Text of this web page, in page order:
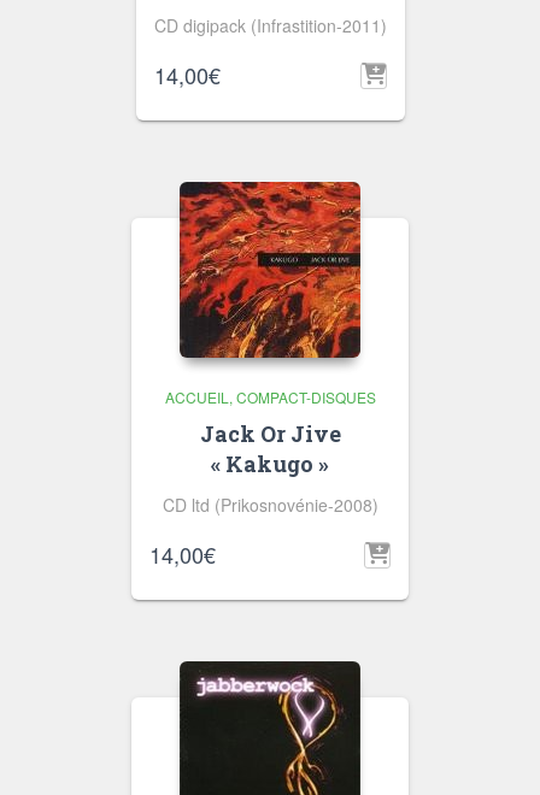
CD digipack (Infrastition-2011)
14,00€
ACCUEIL COMPACT-DISQUES
Jack Or Jive
« Kakugo »
CD ltd (Prikosnovénie-2008)
14,00€